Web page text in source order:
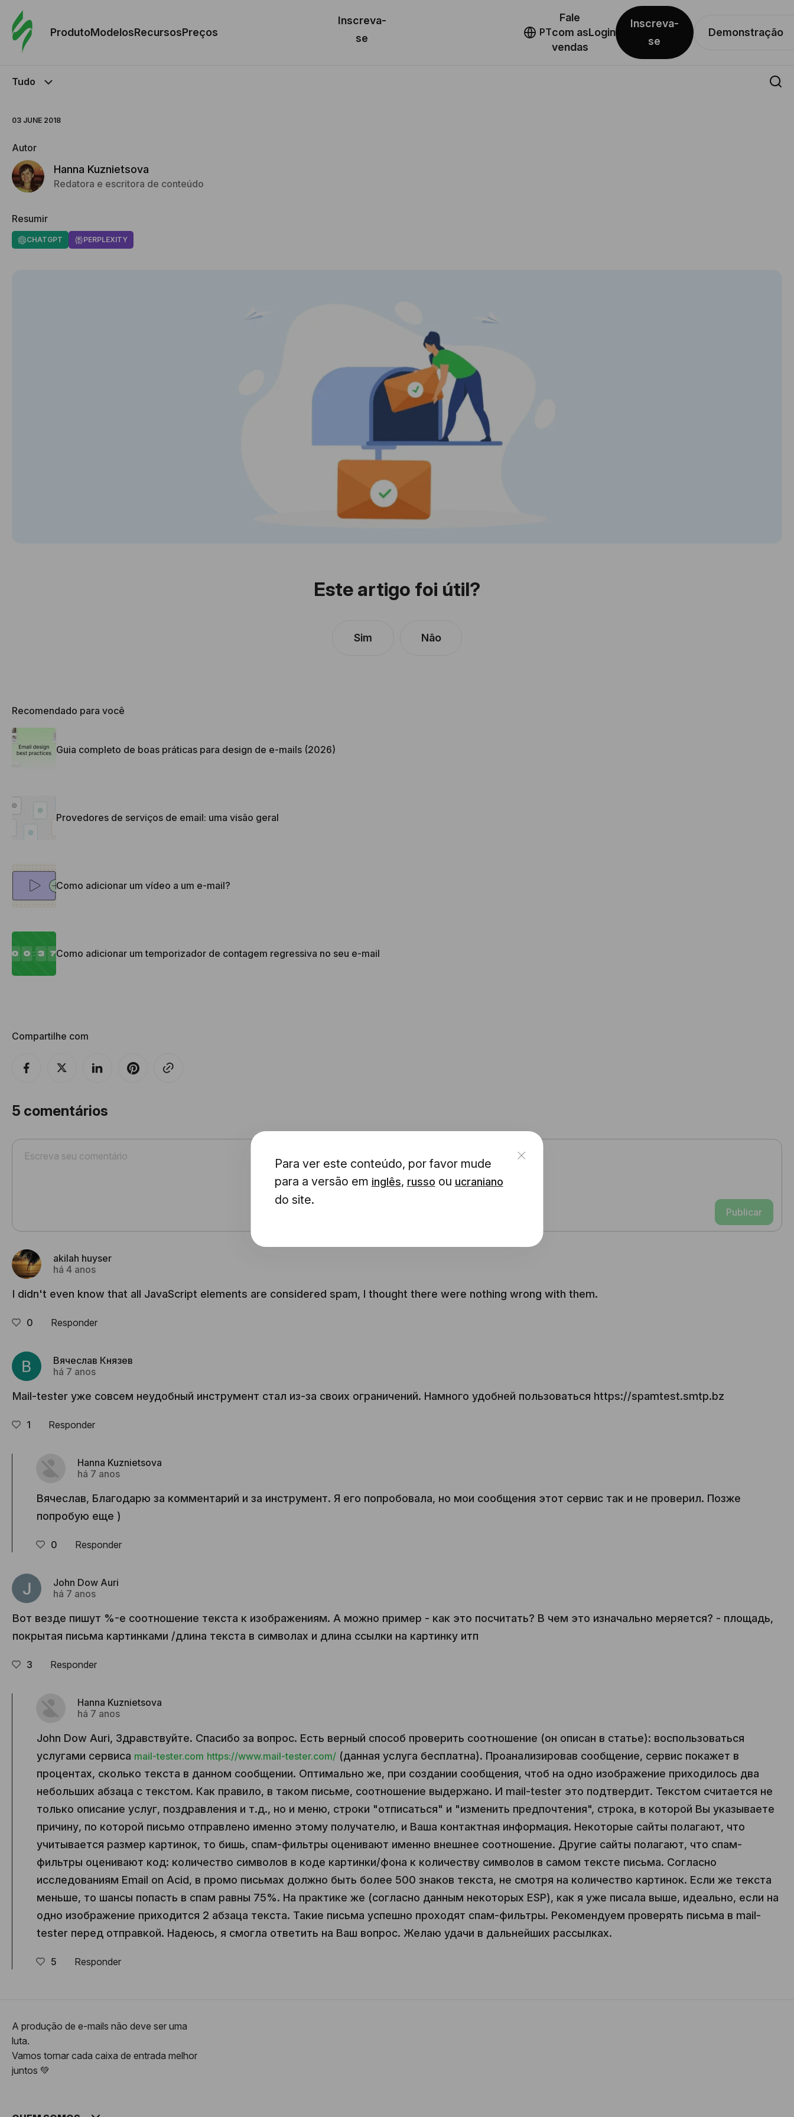
ProdutoModelosRecursosPreços
Inscreva-
se
PT
Fale
com as
vendas
Login
Inscreva-
se
Demonstração
Tudo
03 JUNE 2018
Autor
Hanna Kuznietsova
Redatora e escritora de conteúdo
Resumir
CHATGPT PERPLEXITY
Para ver este conteúdo, por favor mude
para a versão em inglês, russo ou ucraniano
do site.
Este artigo foi útil?
Sim Não
Recomendado para você
Guia completo de boas práticas para design de e-mails (2026)
Provedores de serviços de email: uma visão geral
Como adicionar um vídeo a um e-mail?
Como adicionar um temporizador de contagem regressiva no seu e-mail
Compartilhe com
5 comentários
Publicar
akilah huyser
há 4 anos
I didn't even know that all JavaScript elements are considered spam, I thought there were nothing wrong with them.
0 Responder
Вячеслав Князев
há 7 anos
Mail-tester уже совсем неудобный инструмент стал из-за своих ограничений. Намного удобней пользоваться https://spamtest.smtp.bz
1 Responder
Hanna Kuznietsova
há 7 anos
Вячеслав, Благодарю за комментарий и за инструмент. Я его попробовала, но мои сообщения этот сервис так и не проверил. Позже
попробую еще )
0 Responder
John Dow Auri
há 7 anos
Вот везде пишут %-е соотношение текста к изображениям. А можно пример - как это посчитать? В чем это изначально меряется? - площадь,
покрытая письма картинками /длина текста в символах и длина ссылки на картинку итп
3 Responder
Hanna Kuznietsova
há 7 anos
John Dow Auri, Здравствуйте. Спасибо за вопрос. Есть верный способ проверить соотношение (он описан в статье): воспользоваться
услугами сервиса mail-tester.com https://www.mail-tester.com/ (данная услуга бесплатна). Проанализировав сообщение, сервис покажет в
процентах, сколько текста в данном сообщении. Оптимально же, при создании сообщения, чтоб на одно изображение приходилось два
небольших абзаца с текстом. Как правило, в таком письме, соотношение выдержано. И mail-tester это подтвердит. Текстом считается не
только описание услуг, поздравления и т.д., но и меню, строки "отписаться" и "изменить предпочтения", строка, в которой Вы указываете
причину, по которой письмо отправлено именно этому получателю, и Ваша контактная информация. Некоторые сайты полагают, что
учитывается размер картинок, то бишь, спам-фильтры оценивают именно внешнее соотношение. Другие сайты полагают, что спам-
фильтры оценивают код: количество символов в коде картинки/фона к количеству символов в самом тексте письма. Согласно
исследованиям Email on Acid, в промо письмах должно быть более 500 знаков текста, не смотря на количество картинок. Если же текста
меньше, то шансы попасть в спам равны 75%. На практике же (согласно данным некоторых ESP), как я уже писала выше, идеально, если на
одно изображение приходится 2 абзаца текста. Такие письма успешно проходят спам-фильтры. Рекомендуем проверять письма в mail-
tester перед отправкой. Надеюсь, я смогла ответить на Ваш вопрос. Желаю удачи в дальнейших рассылках.
5 Responder
A produção de e-mails não deve ser uma
luta.
Vamos tornar cada caixa de entrada melhor
juntos 💚